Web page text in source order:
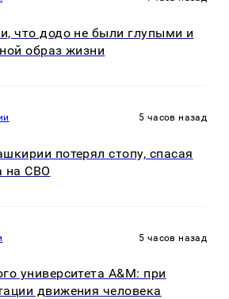
что додо не были глупыми и
образ жизни
5 часов назад
потерял стопу, спасая
на СВО
5 часов назад
университета A&M: при
движения человека